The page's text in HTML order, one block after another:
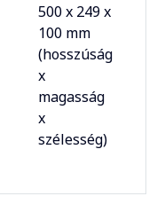
500 x 249 x
100 mm
(hosszúság
x
magasság
x
szélesség)